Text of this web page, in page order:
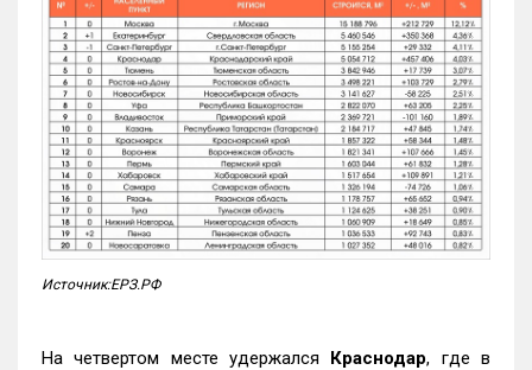
Источник:ЕРЗ.РФ
На четвертом месте удержался Краснодар, где в